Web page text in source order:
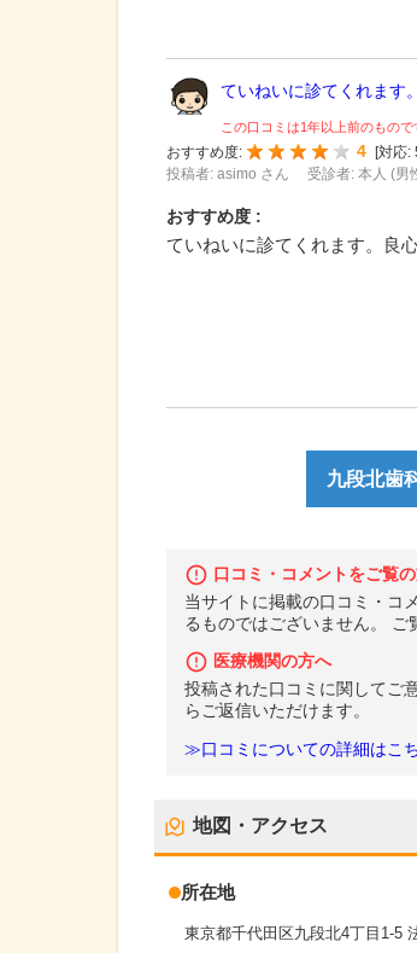
ていねいに診てくれます
この口コミは1年以上前のもので
おすすめ度:
4 [対応:
投稿者: asimo さん
受診者: 本人 (男
おすすめ度 :
ていねいに診てくれます。良
九段北歯
口コミ・コメントをご覧
当サイトに掲載の口コミ・コ
るものではございません。 ご
医療機関の方へ
投稿された口コミに関してご
らご返信いただけます。
≫口コミについての詳細はこ
地図・アクセス
所在地
東京都千代田区九段北4丁目1-5